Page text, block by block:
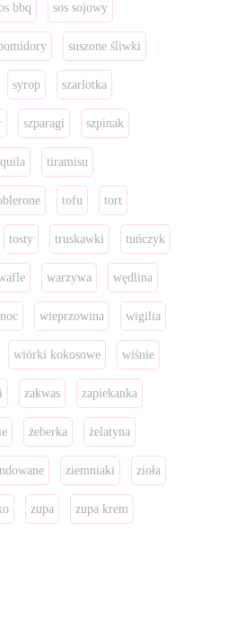
bbq sos sojowy
suszone śliwki
syrop szarlotka
szparagi szpinak
tiramisu
tofu tort
tosty truskawki tuńczyk
warzywa wędlina
wieprzowina wigilia
wiórki kokosowe wiśnie
zakwas zapiekanka
żeberka żelatyna
ziemniaki zioła
zupa zupa krem